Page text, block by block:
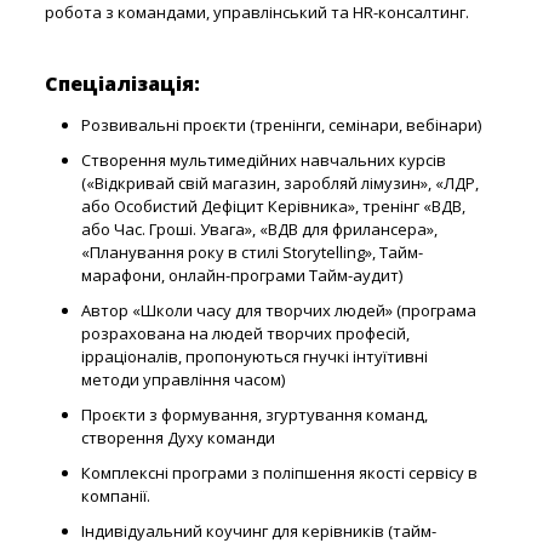
робота з командами, управлінський та HR-консалтинг.
Спеціалізація:
Розвивальні проєкти (тренінги, семінари, вебінари)
Створення мультимедійних навчальних курсів
(«Відкривай свій магазин, заробляй лімузин», «ЛДР,
або Особистий Дефіцит Керівника», тренінг «ВДВ,
або Час. Гроші. Увага», «ВДВ для фрилансера»,
«Планування року в стилі Storytelling», Тайм-
марафони, онлайн-програми Тайм-аудит)
Автор «Школи часу для творчих людей» (програма
розрахована на людей творчих професій,
ірраціоналів, пропонуються гнучкі інтуїтивні
методи управління часом)
Проєкти з формування, згуртування команд,
створення Духу команди
Комплексні програми з поліпшення якості сервісу в
компанії.
Індивідуальний коучинг для керівників (тайм-